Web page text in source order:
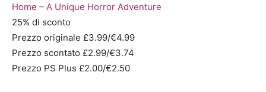
Home – A Unique Horror Adventure
25% di sconto
Prezzo originale £3.99/€4.99
Prezzo scontato £2.99/€3.74
Prezzo PS Plus £2.00/€2.50